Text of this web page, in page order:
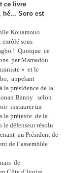
ce livre
hé... Soro est
Kouamouo
sous
! Quoique ce
par Mamadou
» et le
appelant
présidence de la
Banny selon
instaurer un
le prétexte de la
défenseur résolu
au Président de
de l’assemblée
de